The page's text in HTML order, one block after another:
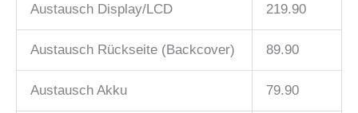
Austausch Display/LCD 219.90
Austausch Rückseite (Backcover) 89.90
Austausch Akku 79.90